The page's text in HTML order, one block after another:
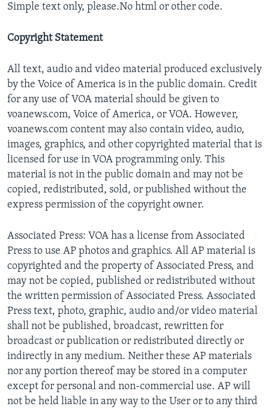
Simple text only, please.No html or other code.
Copyright Statement
All text, audio and video material produced exclusively
by the Voice of America is in the public domain. Credit
for any use of VOA material should be given to
voanews.com, Voice of America, or VOA. However,
voanews.com content may also contain video, audio,
images, graphics, and other copyrighted material that is
licensed for use in VOA programming only. This
material is not in the public domain and may not be
copied, redistributed, sold, or published without the
express permission of the copyright owner.
Associated Press: VOA has a license from Associated
Press to use AP photos and graphics. All AP material is
copyrighted and the property of Associated Press, and
may not be copied, published or redistributed without
the written permission of Associated Press. Associated
Press text, photo, graphic, audio and/or video material
shall not be published, broadcast, rewritten for
broadcast or publication or redistributed directly or
indirectly in any medium. Neither these AP materials
nor any portion thereof may be stored in a computer
except for personal and non-commercial use. AP will
not be held liable in any way to the User or to any third